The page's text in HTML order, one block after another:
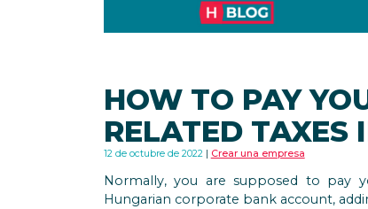
HOW TO PAY
RELATED TAXES
12 de octubre de 2022 Crear una empresa
Normally, you are supposed to pay
Hungarian corporate bank account,